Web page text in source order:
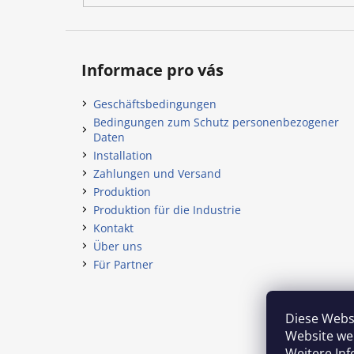
Diese
Website
Informace pro vás
Geschäftsbedingungen
Bedingungen zum Schutz personenbezogener
Daten
Installation
Zahlungen und Versand
Produktion
Produktion für die Industrie
Kontakt
Über uns
Für Partner